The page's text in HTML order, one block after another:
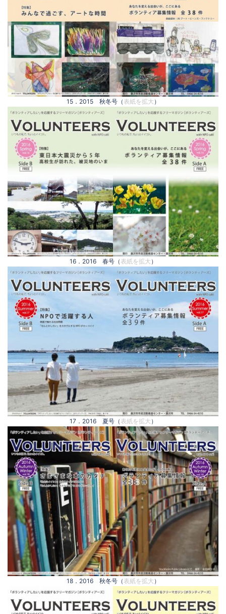
15．2015 秋冬号（ 表紙を拡大 ）
16．2016 春号（ 表紙を拡大 ）
17．2016 夏号（ 表紙を拡大 ）
18．2016 秋冬号（ 表紙を拡大 ）